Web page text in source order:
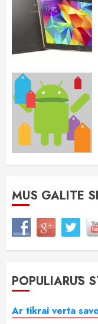
MUS GALITE
POPULIARŪS
Ar tikrai verta